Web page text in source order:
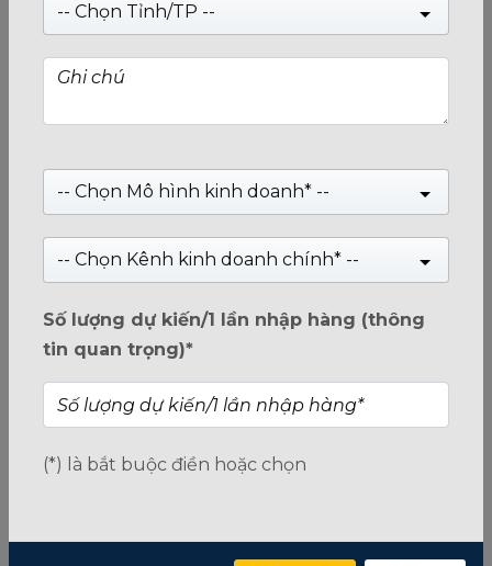
RAM PATRIOT SIGNATURE LINE
trên
Giá:Liên hệ
Sản phẩm tân tiến - Tuổi thọ đọc ghi gấp 2 lần - Phân phối
HOTLINE: 1800.2345.80
Từ khóa: RAM PATRIOT SIGNATURE LINE 16GB DDR4
-- Chọn Tỉnh/TP --
-- Chọn Mô hình kinh doanh* --
-- Chọn Kênh kinh doanh chính* --
Số lượng dự kiến/1 lần nhập hàng (thông
tin quan trọng)*
(*) là bắt buộc điền hoặc chọn